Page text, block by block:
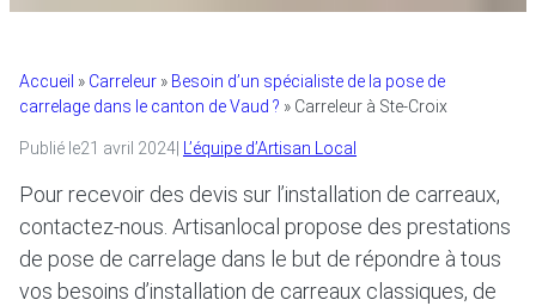
Accueil » Carreleur » Besoin d’un spécialiste de la pose de
carrelage dans le canton de Vaud ? » Carreleur à Ste-Croix
Publié le21 avril 2024 L’équipe d’Artisan Local
Pour recevoir des devis sur l’installation de carreaux,
contactez-nous. Artisanlocal propose des prestations
de pose de carrelage dans le but de répondre à tous
vos besoins d’installation de carreaux classiques, de